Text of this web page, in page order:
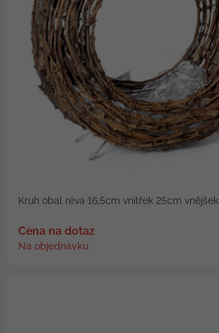
Kruh obal réva 16,5cm vnitřek 25cm vnějšek
Cena na dotaz
Na objednávku